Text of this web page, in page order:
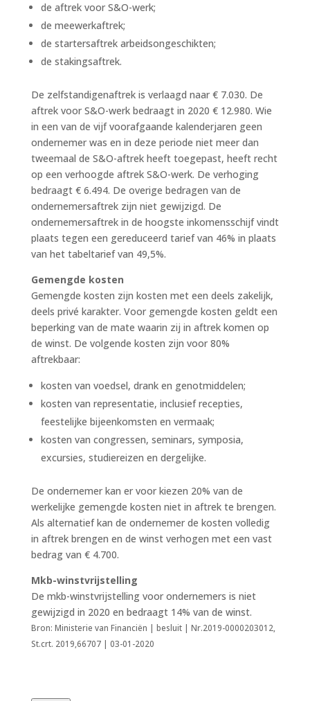
de aftrek voor S&O-werk;
de meewerkaftrek;
de startersaftrek arbeidsongeschikten;
de stakingsaftrek.
De zelfstandigenaftrek is verlaagd naar € 7.030. De
aftrek voor S&O-werk bedraagt in 2020 € 12.980. Wie
in een van de vijf voorafgaande kalenderjaren geen
ondernemer was en in deze periode niet meer dan
tweemaal de S&O-aftrek heeft toegepast, heeft recht
op een verhoogde aftrek S&O-werk. De verhoging
bedraagt € 6.494. De overige bedragen van de
ondernemersaftrek zijn niet gewijzigd. De
ondernemersaftrek in de hoogste inkomensschijf vindt
plaats tegen een gereduceerd tarief van 46% in plaats
van het tabeltarief van 49,5%.
Gemengde kosten
Gemengde kosten zijn kosten met een deels zakelijk,
deels privé karakter. Voor gemengde kosten geldt een
beperking van de mate waarin zij in aftrek komen op
de winst. De volgende kosten zijn voor 80%
aftrekbaar:
kosten van voedsel, drank en genotmiddelen;
kosten van representatie, inclusief recepties,
feestelijke bijeenkomsten en vermaak;
kosten van congressen, seminars, symposia,
excursies, studiereizen en dergelijke.
De ondernemer kan er voor kiezen 20% van de
werkelijke gemengde kosten niet in aftrek te brengen.
Als alternatief kan de ondernemer de kosten volledig
in aftrek brengen en de winst verhogen met een vast
bedrag van € 4.700.
Mkb-winstvrijstelling
De mkb-winstvrijstelling voor ondernemers is niet
gewijzigd in 2020 en bedraagt 14% van de winst.
Bron: Ministerie van Financiën | besluit | Nr.2019-0000203012,
St.crt. 2019,66707 | 03-01-2020